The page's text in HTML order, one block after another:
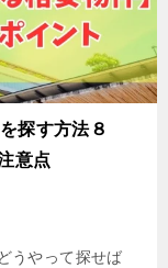
探す方法８
意点
うやって探せば